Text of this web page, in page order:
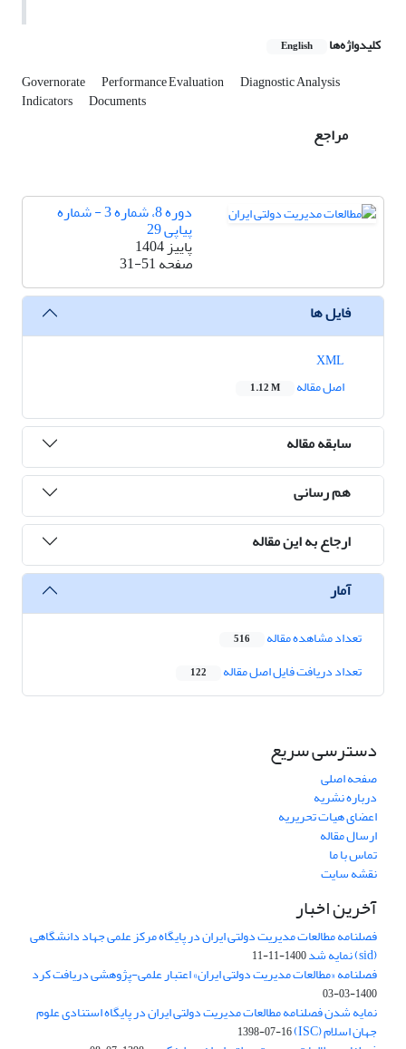
کلیدواژه‌ها English
Governorate Performance Evaluation Diagnostic Analysis
Indicators Documents
مراجع
دوره 8، شماره 3 - شماره
پیاپی 29
پاییز 1404
صفحه31-51
فایل ها
اصل مقاله
1.12 M
سابقه مقاله
هم رسانی
ارجاع به این مقاله
آمار
تعداد مشاهده مقاله 516
تعداد دریافت فایل اصل مقاله 122
دسترسی سریع
صفحه اصلی
درباره نشریه
اعضای هیات تحریریه
ارسال مقاله
تماس با ما
نقشه سایت
آخرین اخبار
فصلنامه مطالعات مدیریت دولتی ایران در پایگاه مرکز علمی جهاد دانشگاهی
(sid) نمایه شد 1400-11-11
فصلنامه «مطالعات مدیریت دولتی ایران» اعتبار علمی-پژوهشی دریافت کرد
1400-03-03
نمایه شدن فصلنامه مطالعات مدیریت دولتی ایران در پایگاه استنادی علوم
جهان اسلام (ISC) 1398-07-16